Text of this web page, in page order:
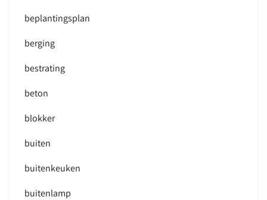
beplantingsplan
berging
bestrating
beton
blokker
buiten
buitenkeuken
buitenlamp